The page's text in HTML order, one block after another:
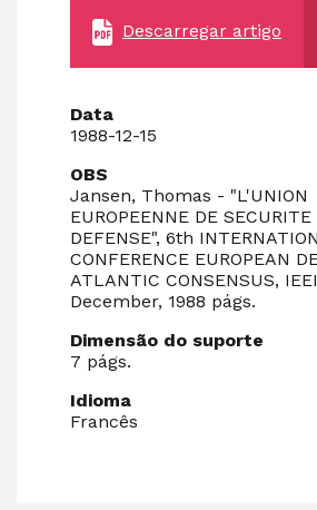
Descarregar artigo
Data
1988-12-15
OBS
Jansen, Thomas - "L'UNION
EUROPEENNE DE
DEFENSE", 6th
CONFERENCE EUROPEAN
ATLANTIC CONSENSUS,
December, 1988 págs.
Dimensão do suporte
7 págs.
Idioma
Francês